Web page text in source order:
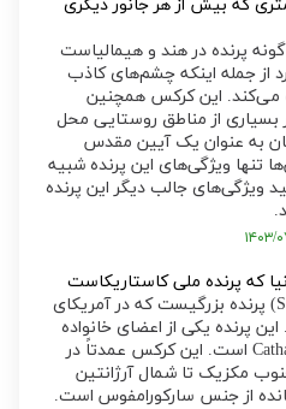
که بیش از هر جانور دیگری
پرنده در هند و هیمالیاست
از جمله اینکه چشم‌های کاذب
می‌کند. این کرکس همچنین
از مناطق روستایی محل
به عنوان یک آیین مقدس
تنها ویژگی‌های این پرنده شبیه
ویژگی‌های جالب دیگر این پرنده
که پرنده ملی کاستاریکاست
شاه کرکس (Sarcoramphus papa) پرنده بزرگیست که در آمریکای
پرنده یکی از اعضای خانواده
کرکس‌های دنیای جدید Cathartidae است. این کرکس عمدتاً در
مکزیک تا شمال آرژانتین
از جنس سارکورامفوس است.